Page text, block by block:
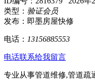
类型： 验证会员
发布：即墨房屋快修
电话： 13156885553
电话联系给我留言
专业从事管道维修,管道疏